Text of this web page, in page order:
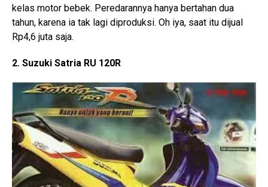
kelas motor bebek. Peredarannya hanya bertahan dua
tahun, karena ia tak lagi diproduksi. Oh iya, saat itu dijual
Rp4,6 juta saja.
2. Suzuki Satria RU 120R